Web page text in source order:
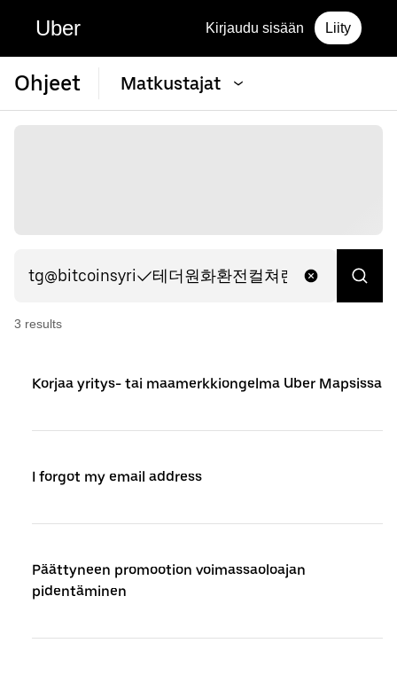
Uber Kirjaudu sisään Liity
Ohjeet Matkustajat
3 results
Korjaa yritys- tai maamerkkiongelma Uber Mapsissa
I forgot my email address
Päättyneen promootion voimassaoloajan
pidentäminen